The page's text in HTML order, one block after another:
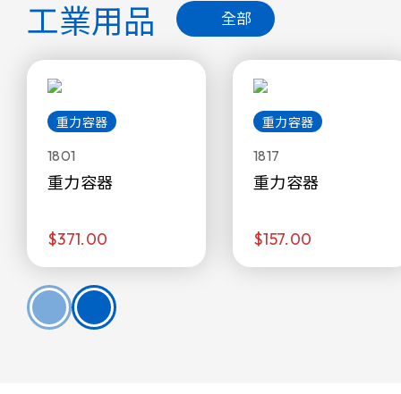
工業用品 全部
重力容器
1801
重力容器
$371.00
重力容器
1817
重力容器
$157.00